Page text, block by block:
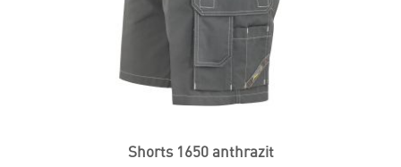
Shorts 1650 anthrazit